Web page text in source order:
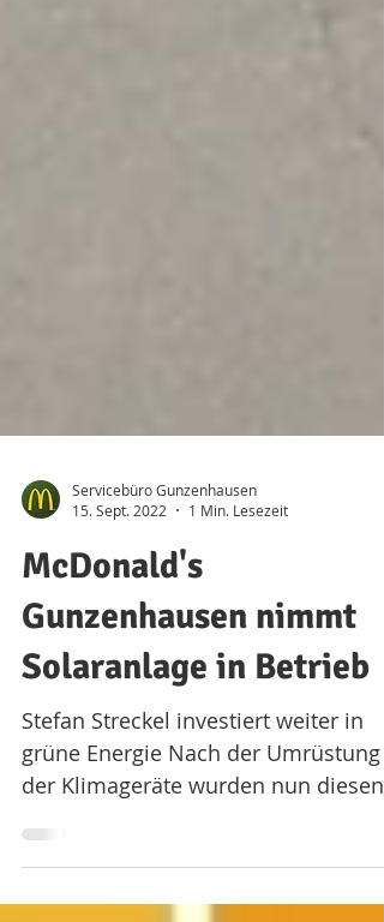
Servicebüro Gunzenhausen
15. Sept. 2022
1 Min. Lesezeit
McDonald's
Gunzenhausen nimmt
Solaranlage in Betrieb
Stefan Streckel investiert weiter in
grüne Energie Nach der Umrüstung
der Klimageräte wurden nun diesen